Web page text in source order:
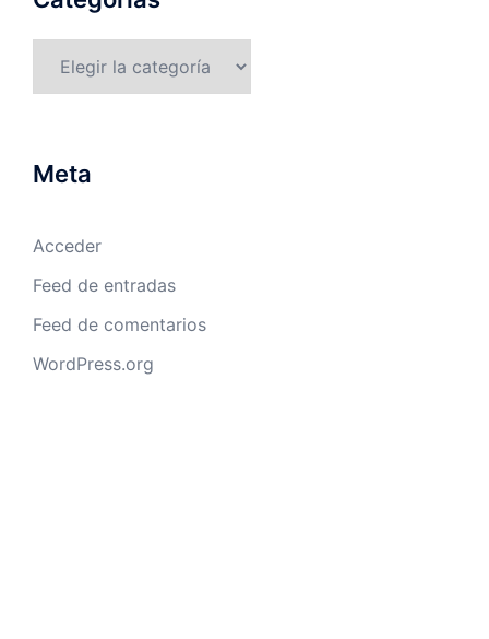
Meta
Acceder
Feed de entradas
Feed de comentarios
WordPress.org